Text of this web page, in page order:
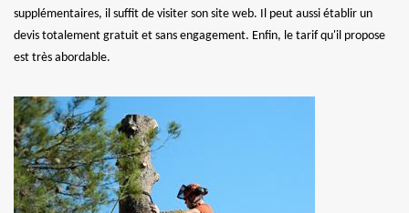
supplémentaires, il suffit de visiter son site web. Il peut aussi établir un
devis totalement gratuit et sans engagement. Enfin, le tarif qu'il propose
est très abordable.